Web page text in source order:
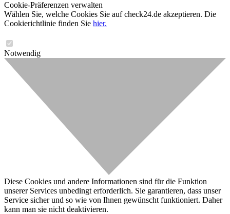
Cookie-Präferenzen verwalten
Wählen Sie, welche Cookies Sie auf check24.de akzeptieren. Die
Cookierichtlinie finden Sie hier.
Notwendig
Diese Cookies und andere Informationen sind für die Funktion
unserer Services unbedingt erforderlich. Sie garantieren, dass unser
Service sicher und so wie von Ihnen gewünscht funktioniert. Daher
kann man sie nicht deaktivieren.